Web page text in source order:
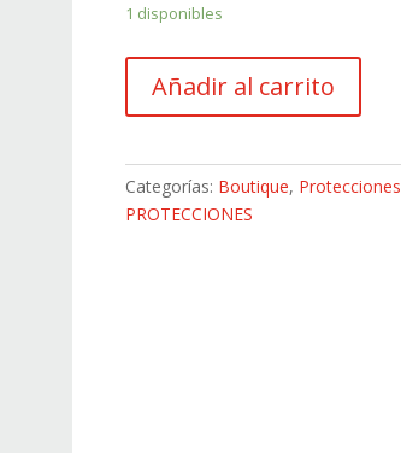
1 disponibles
Husqvarna
cantidad
Añadir al carrito
Categorías: Boutique, Protecciones
PROTECCIONES